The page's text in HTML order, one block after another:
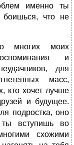
именно ты
что не
многих моих
и
для
масс,
кто хочет лучше
и будущее.
подростка, оно
вступишь во
схожими